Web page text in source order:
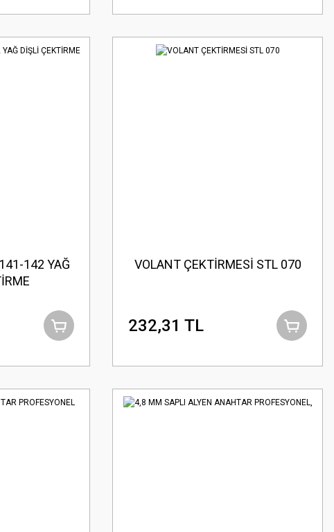
142 YAĞ
VOLANT ÇEKTİRMESİ STL 070
232,31 TL